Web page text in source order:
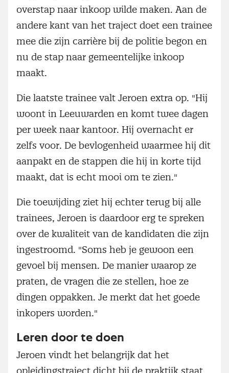
overstap naar inkoop wilde maken. Aan de
andere kant van het traject doet een trainee
mee die zijn carrière bij de politie begon en
nu de stap naar gemeentelijke inkoop
maakt.
Die laatste trainee valt Jeroen extra op. "Hij
woont in Leeuwarden en komt twee dagen
per week naar kantoor. Hij overnacht er
zelfs voor. De bevlogenheid waarmee hij dit
aanpakt en de stappen die hij in korte tijd
maakt, dat is echt mooi om te zien."
Die toewijding ziet hij echter terug bij alle
trainees, Jeroen is daardoor erg te spreken
over de kwaliteit van de kandidaten die zijn
ingestroomd. "Soms heb je gewoon een
gevoel bij mensen. De manier waarop ze
praten, de vragen die ze stellen, hoe ze
dingen oppakken. Je merkt dat het goede
inkopers worden."
Leren door te doen
Jeroen vindt het belangrijk dat het